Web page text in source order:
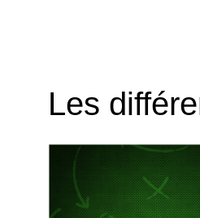
Les